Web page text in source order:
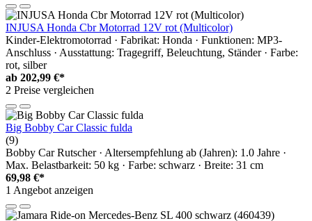
INJUSA Honda Cbr Motorrad 12V rot (Multicolor)
Kinder-Elektromotorrad · Fabrikat: Honda · Funktionen: MP3-
Anschluss · Ausstattung: Tragegriff, Beleuchtung, Ständer · Farbe:
rot, silber
ab 202,99 €*
2 Preise vergleichen
Big Bobby Car Classic fulda
(9)
Bobby Car Rutscher · Altersempfehlung ab (Jahren): 1.0 Jahre ·
Max. Belastbarkeit: 50 kg · Farbe: schwarz · Breite: 31 cm
69,98 €*
1 Angebot anzeigen